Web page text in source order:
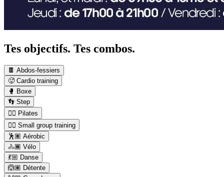
Tes objectifs. Tes combos.
🍫 Abdos-fessiers
🥵 Cardio training
🥊 Boxe
👣 Step
🤸‍♀️ Pilates
👯‍♂️ Small group training
🕺🏽 Aérobic
🚴🏾 Vélo
💃🏼 Danse
🙆🏽 Détente